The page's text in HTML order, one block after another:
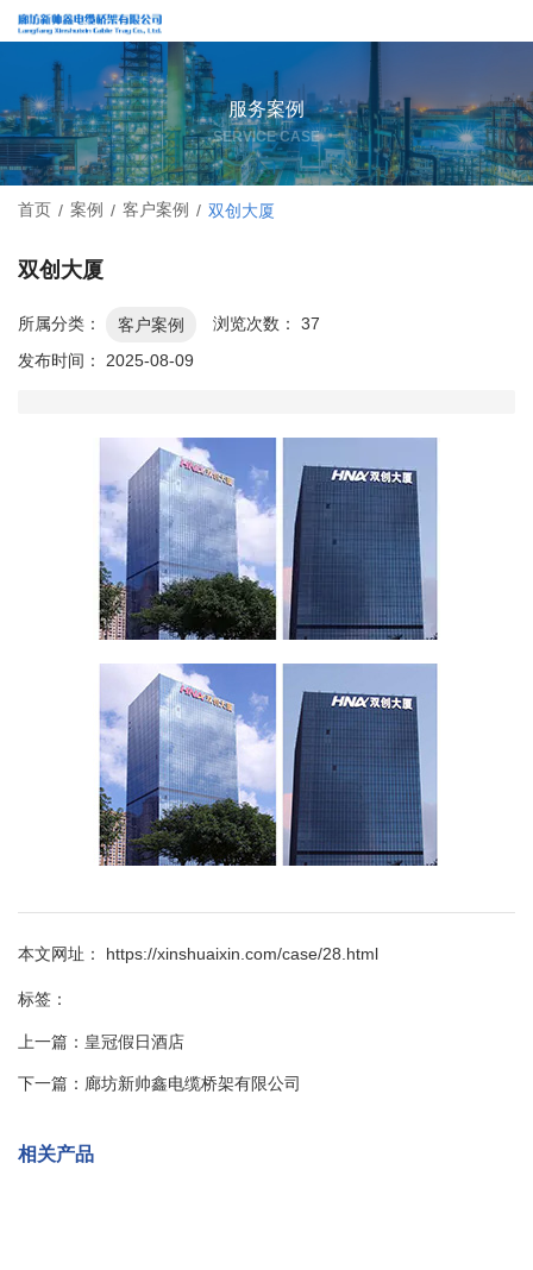
服务案例
SERVICE CASE
首页 / 案例 / 客户案例 / 双创大厦
双创大厦
所属分类： 客户案例 浏览次数： 37
发布时间： 2025-08-09
本文网址： https://xinshuaixin.com/case/28.html
标签：
上一篇： 皇冠假日酒店
下一篇： 廊坊新帅鑫电缆桥架有限公司
相关产品